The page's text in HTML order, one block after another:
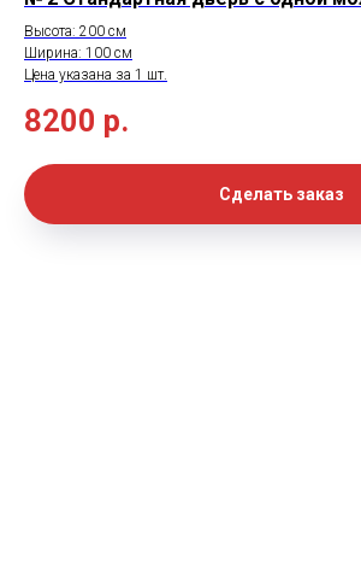
Высота: 200 см
Ширина: 100 см
Цена указана за 1 шт.
8200 р.
Сделать заказ